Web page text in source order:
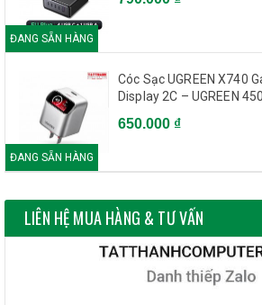
ĐANG SẴN HÀNG
ĐANG SẴN HÀNG
Cóc Sạc UGREEN X740
Display 2C – UGREEN
650.000 ₫
LIÊN HỆ MUA HÀNG & TƯ VẤN